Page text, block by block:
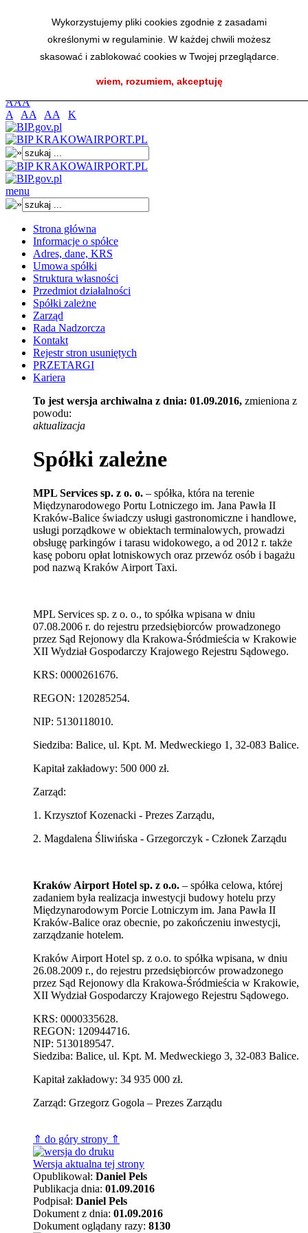
Wykorzystujemy pliki cookies zgodnie z zasadami
określonymi w regulaminie. W każdej chwili możesz
skasować i zablokować cookies w Twojej przeglądarce.
wiem, rozumiem, akceptuję
Przejdź do menu głównego
Przejdź do menu dolnego
Przejdź do mapy strony
Przejdź do wyszukiwarki
AAA
A
AA AA K
menu
Strona główna
Informacje o spółce
Adres, dane, KRS
Umowa spółki
Struktura własności
Przedmiot działalności
Spółki zależne
Zarząd
Rada Nadzorcza
Kontakt
Rejestr stron usuniętych
PRZETARGI
Kariera
To jest wersja archiwalna z dnia: 01.09.2016, zmieniona z
powodu:
aktualizacja
Spółki zależne
MPL Services sp. z o. o. – spółka, która na terenie
Międzynarodowego Portu Lotniczego im. Jana Pawła II
Kraków-Balice świadczy usługi gastronomiczne i handlowe,
usługi porządkowe w obiektach terminalowych, prowadzi
obsługę parkingów i tarasu widokowego, a od 2012 r. także
kasę poboru opłat lotniskowych oraz przewóz osób i bagażu
pod nazwą Kraków Airport Taxi.
MPL Services sp. z o. o., to spółka wpisana w dniu
07.08.2006 r. do rejestru przedsiębiorców prowadzonego
przez Sąd Rejonowy dla Krakowa-Śródmieścia w Krakowie
XII Wydział Gospodarczy Krajowego Rejestru Sądowego.
KRS: 0000261676.
REGON: 120285254.
NIP: 5130118010.
Siedziba: Balice, ul. Kpt. M. Medweckiego 1, 32-083 Balice.
Kapitał zakładowy: 500 000 zł.
Zarząd:
1. Krzysztof Kozenacki - Prezes Zarządu,
2. Magdalena Śliwińska - Grzegorczyk - Członek Zarządu
Kraków Airport Hotel sp. z o.o. – spółka celowa, której
zadaniem była realizacja inwestycji budowy hotelu przy
Międzynarodowym Porcie Lotniczym im. Jana Pawła II
Kraków-Balice oraz obecnie, po zakończeniu inwestycji,
zarządzanie hotelem.
Kraków Airport Hotel sp. z o.o. to spółka wpisana, w dniu
26.08.2009 r., do rejestru przedsiębiorców prowadzonego
przez Sąd Rejonowy dla Krakowa-Śródmieścia w Krakowie,
XII Wydział Gospodarczy Krajowego Rejestru Sądowego.
KRS: 0000335628.
REGON: 120944716.
NIP: 5130189547.
Siedziba: Balice, ul. Kpt. M. Medweckiego 3, 32-083 Balice.
Kapitał zakładowy: 34 935 000 zł.
Zarząd: Grzegorz Gogola – Prezes Zarządu
⇑ do góry strony ⇑
Wersja aktualna tej strony
Opublikował: Daniel Pels
Publikacja dnia: 01.09.2016
Podpisał: Daniel Pels
Dokument z dnia: 01.09.2016
Dokument oglądany razy: 8130